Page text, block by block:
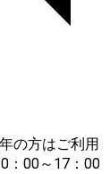
：00～17：00